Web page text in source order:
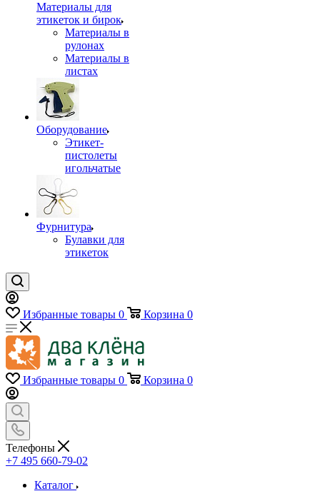
Материалы для
этикеток и бирок
Материалы в
рулонах
Материалы в
листах
Оборудование
Этикет-
пистолеты
игольчатые
Фурнитура
Булавки для
этикеток
Избранные товары 0 Корзина 0
Избранные товары 0 Корзина 0
Телефоны
+7 495 660-79-02
Каталог